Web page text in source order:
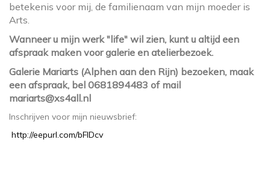
betekenis voor mij, de familienaam van mijn moeder is
Arts.
Wanneer u mijn werk "life" wil zien, kunt u altijd een
afspraak maken voor galerie en atelierbezoek.
Galerie Mariarts (Alphen aan den Rijn) bezoeken, maak
een afspraak, bel 0681894483 of mail
mariarts@xs4all.nl
Inschrijven voor mijn nieuwsbrief:
http://eepurl.com/bFlDcv